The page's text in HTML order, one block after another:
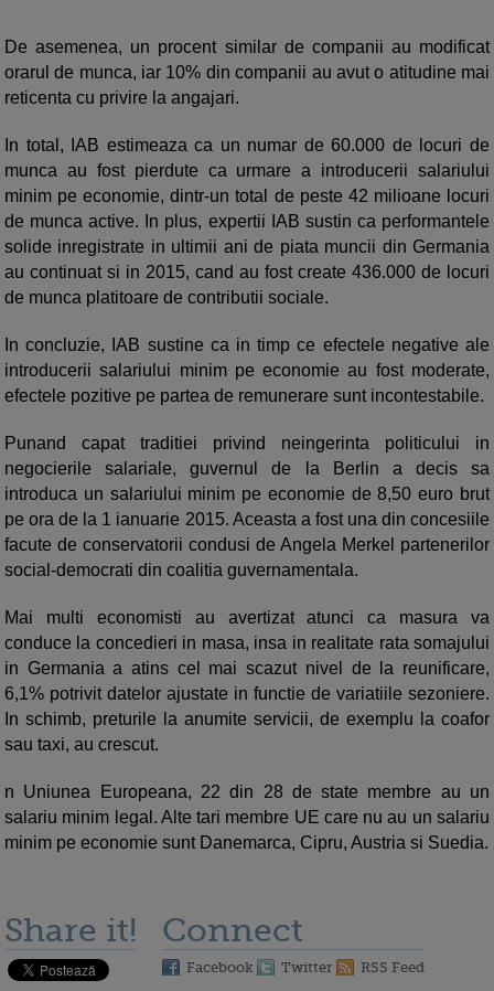
De asemenea, un procent similar de companii au modificat
orarul de munca, iar 10% din companii au avut o atitudine mai
reticenta cu privire la angajari.
In total, IAB estimeaza ca un numar de 60.000 de locuri de
munca au fost pierdute ca urmare a introducerii salariului
minim pe economie, dintr-un total de peste 42 milioane locuri
de munca active. In plus, expertii IAB sustin ca performantele
solide inregistrate in ultimii ani de piata muncii din Germania
au continuat si in 2015, cand au fost create 436.000 de locuri
de munca platitoare de contributii sociale.
In concluzie, IAB sustine ca in timp ce efectele negative ale
introducerii salariului minim pe economie au fost moderate,
efectele pozitive pe partea de remunerare sunt incontestabile.
Punand capat traditiei privind neingerinta politicului in
negocierile salariale, guvernul de la Berlin a decis sa
introduca un salariului minim pe economie de 8,50 euro brut
pe ora de la 1 ianuarie 2015. Aceasta a fost una din concesiile
facute de conservatorii condusi de Angela Merkel partenerilor
social-democrati din coalitia guvernamentala.
Mai multi economisti au avertizat atunci ca masura va
conduce la concedieri in masa, insa in realitate rata somajului
in Germania a atins cel mai scazut nivel de la reunificare,
6,1% potrivit datelor ajustate in functie de variatiile sezoniere.
In schimb, preturile la anumite servicii, de exemplu la coafor
sau taxi, au crescut.
n Uniunea Europeana, 22 din 28 de state membre au un
salariu minim legal. Alte tari membre UE care nu au un salariu
minim pe economie sunt Danemarca, Cipru, Austria si Suedia.
Share it! Connect
Facebook Twitter RSS Feed